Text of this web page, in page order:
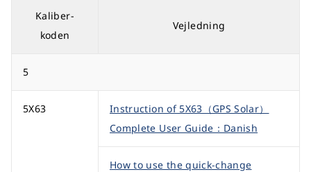
Kaliber-
koden
Vejledning
5
5X63
Instruction of 5X63（GPS Solar）
Complete User Guide：Danish
How to use the quick-change